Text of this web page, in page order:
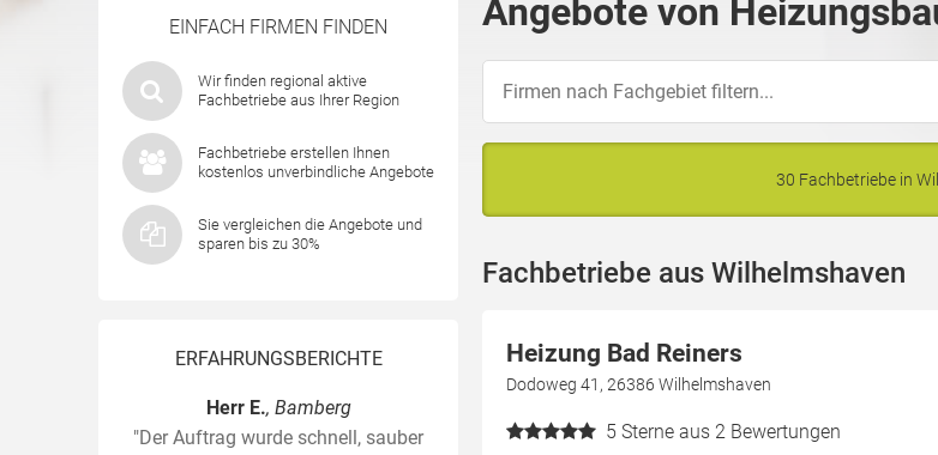
EINFACH FIRMEN FINDEN
Wir finden regional aktive
Fachbetriebe aus Ihrer Region
Fachbetriebe erstellen Ihnen
kostenlos unverbindliche Angebote
Sie vergleichen die Angebote und
sparen bis zu 30%
ERFAHRUNGSBERICHTE
Herr E., Bamberg
"Der Auftrag wurde schnell, sauber
Angebote von
30 Fachbetriebe in
Fachbetriebe aus Wilhelmshaven
Heizung Bad Reiners
Dodoweg 41, 26386 Wilhelmshaven
5 Sterne aus 2 Bewertungen